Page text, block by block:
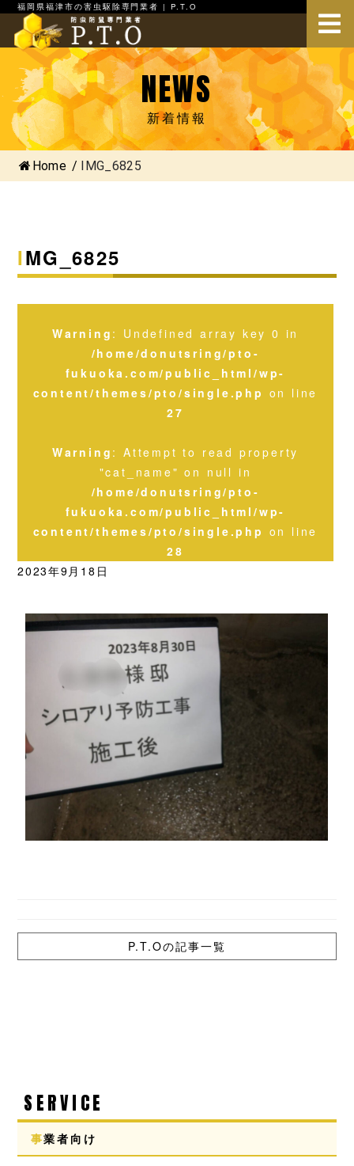
福岡県福津市の害虫駆除専門業者 | P.T.O
NEWS
新着情報
Home / IMG_6825
IMG_6825
Warning : Undefined array key 0 in
/home/donutsring/pto-
fukuoka.com/public_html/wp-
content/themes/pto/single.php on line
27
Warning : Attempt to read property
"cat_name" on null in
/home/donutsring/pto-
fukuoka.com/public_html/wp-
content/themes/pto/single.php on line
28
2023年9月18日
P.T.Oの記事一覧
SERVICE
事業者向け